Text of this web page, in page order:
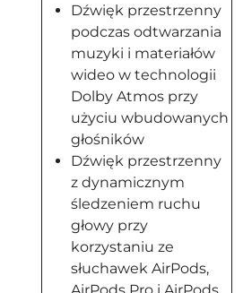
Dźwięk przestrzenny
podczas odtwarzania
muzyki i materiałów
wideo w technologii
Dolby Atmos przy
użyciu wbudowanych
głośników
Dźwięk przestrzenny
z dynamicznym
śledzeniem ruchu
głowy przy
korzystaniu ze
słuchawek AirPods,
AirPods Pro i AirPods